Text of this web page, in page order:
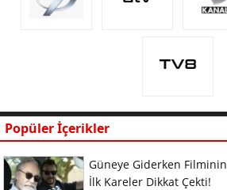
Popüler İçerikler
Güneye Giderken
İlk Kareler Dikkat Çekti!